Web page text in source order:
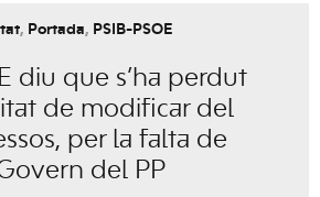
, Portada, PSIB-PSOE
diu que s’ha perdut
de modificar del
per la falta de
del PP